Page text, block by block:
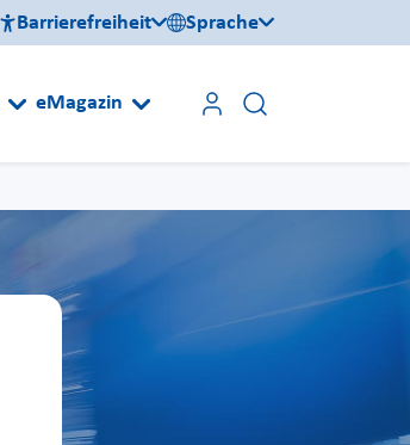
Barrierefreiheit Sprache
eMagazin